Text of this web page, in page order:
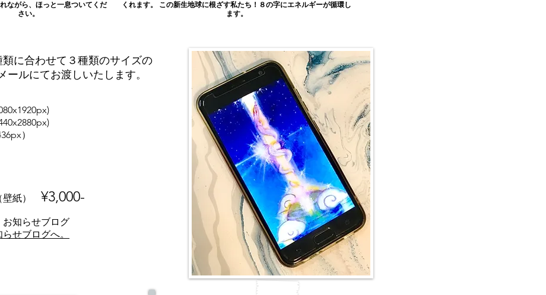
ながら、ほっと一息ついてくだ
さい。
くれます。 この新生地球に根ざす私たち！ ​８の字にエネルギーが循環し
ます。
に合わせて３種類のサイズの
ールにてお渡しいたします。
）
壁紙） ¥3,000-
知らせブログ
らせブログへ。